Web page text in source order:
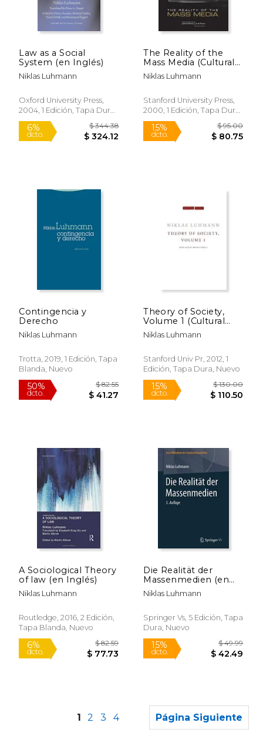
$ 224.00
Law as a Social
System (en Inglés)
Niklas Luhmann
Oxford University Press,
2004, 1 Edición, Tapa Dura,
Nuevo
The Reality of the
Mass Media (Cultural
Memory in the
Present) (en Inglés)
Niklas Luhmann
Stanford University Press,
2000, 1 Edición, Tapa Dura,
Nuevo
Contingencia y
Derecho
Niklas Luhmann
Trotta, 2019, 1 Edición, Tapa
Blanda, Nuevo
Theory of Society,
Volume 1 (Cultural
Memory in the
Present) (en Inglés)
Niklas Luhmann
Stanford Univ Pr, 2012, 1
Edición, Tapa Dura, Nuevo
A Sociological Theory
of law (en Inglés)
Niklas Luhmann
Routledge, 2016, 2 Edición,
Tapa Blanda, Nuevo
Die Realität der
Massenmedien (en
Alemán)
Niklas Luhmann
Springer Vs, 5 Edición, Tapa
Dura, Nuevo
1 2 3 4 Página Siguiente